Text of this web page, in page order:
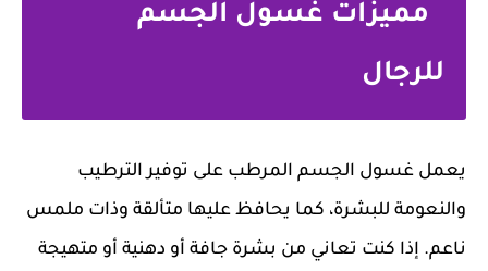
مميزات غسول الجسم
للرجال
يعمل غسول الجسم المرطب على توفير الترطيب
والنعومة للبشرة، كما يحافظ عليها متألقة وذات ملمس
ناعم. إذا كنت تعاني من بشرة جافة أو دهنية أو متهيجة